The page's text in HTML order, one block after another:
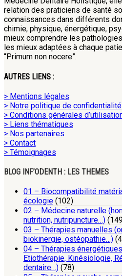
relation des praticiens de santé
connaissances dans différents
chimie, physique, énergétique,
mieux comprendre les
les mieux adaptées à chaque
“Primum non nocere”.
AUTRES LIENS :
> Mentions légales
> Notre politique de confidentialité
> Conditions générales
> Liens thématiques
> Nos partenaires
> Contact
> Témoignages
BLOG INF’ODENTH : LES THEMES
01 – Biocompatibilité
écologie (102)
02 – Médecine naturelle
nutrition, nutripuncture…)
03 – Thérapies manuelles
biokinergie, ostéopathie…)
04 – Thérapies
Etiothérapie, Kinésiologie,
dentaire…) (78)